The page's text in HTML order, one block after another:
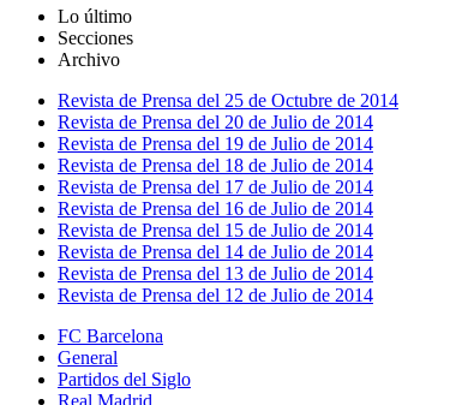
Lo último
Secciones
Archivo
Revista de Prensa del 25 de Octubre de 2014
Revista de Prensa del 20 de Julio de 2014
Revista de Prensa del 19 de Julio de 2014
Revista de Prensa del 18 de Julio de 2014
Revista de Prensa del 17 de Julio de 2014
Revista de Prensa del 16 de Julio de 2014
Revista de Prensa del 15 de Julio de 2014
Revista de Prensa del 14 de Julio de 2014
Revista de Prensa del 13 de Julio de 2014
Revista de Prensa del 12 de Julio de 2014
FC Barcelona
General
Partidos del Siglo
Real Madrid